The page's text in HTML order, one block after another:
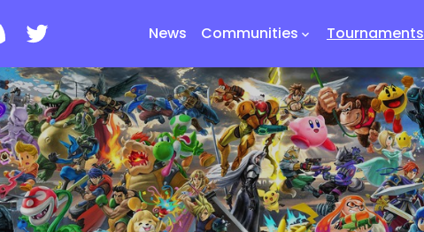
News Communities keyboard_arrow_down Tournaments